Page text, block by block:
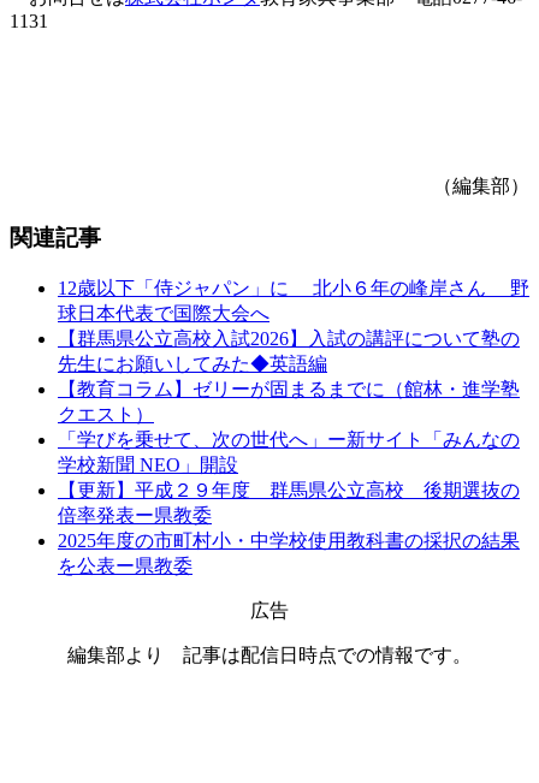
1131
（編集部）
関連記事
12歳以下「侍ジャパン」に 北小６年の峰岸さん 野
球日本代表で国際大会へ
【群馬県公立高校入試2026】入試の講評について塾の
先生にお願いしてみた◆英語編
【教育コラム】ゼリーが固まるまでに（館林・進学塾
クエスト）
「学びを乗せて、次の世代へ」ー新サイト「みんなの
学校新聞 NEO」開設
【更新】平成２９年度 群馬県公立高校 後期選抜の
倍率発表ー県教委
2025年度の市町村小・中学校使用教科書の採択の結果
を公表ー県教委
広告
編集部より 記事は配信日時点での情報です。